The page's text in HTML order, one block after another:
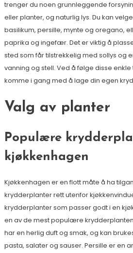
trenger du noen grunnleggende
eller planter, og naturlig lys. Du kan
basilikum, persille, mynte og oregano,
paprika og ingefær. Det er viktig å
sted som får tilstrekkelig med sollys og
vanning og stell. Ved å følge disse
komme i gang med å lage din egen
Valg av planter
Populære
kjøkkenhagen
Kjøkkenhagen er en flott måte å ha
krydderplanter rett utenfor
krydderplanter som passer godt i en
en av de mest populære
har en herlig duft og smak, og kan
pasta, salater og sauser. Persille er en